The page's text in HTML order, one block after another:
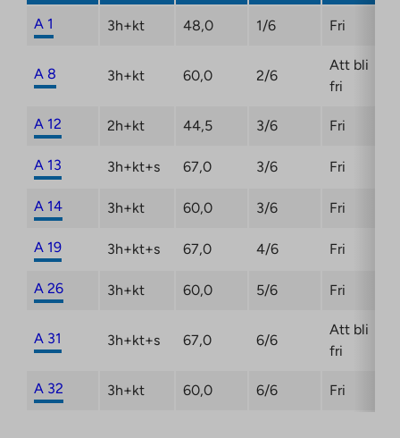
A 1 3h+kt 48,0 1/6 Fri
A 8 3h+kt 60,0 2/6
Att bli
fri
A 12 2h+kt 44,5 3/6 Fri
A 13 3h+kt+s 67,0 3/6 Fri
A 14 3h+kt 60,0 3/6 Fri
A 19 3h+kt+s 67,0 4/6 Fri
A 26 3h+kt 60,0 5/6 Fri
A 31 3h+kt+s 67,0 6/6
Att bli
fri
A 32 3h+kt 60,0 6/6 Fri